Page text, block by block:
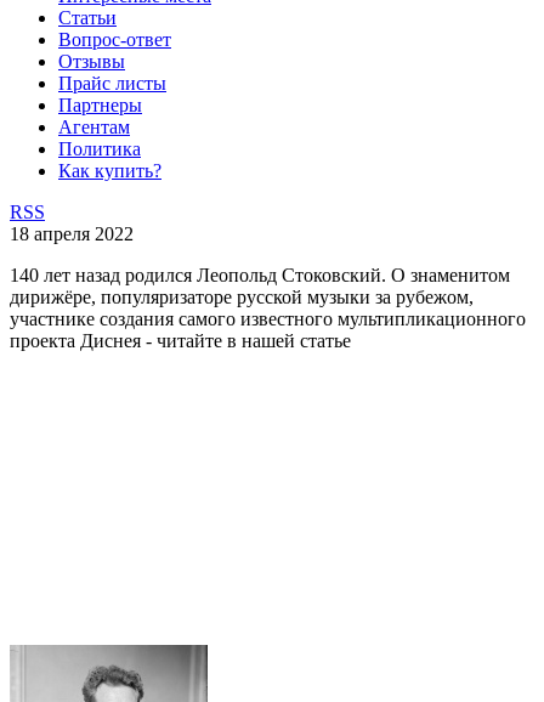
Статьи
Вопрос-ответ
Отзывы
Прайс листы
Партнеры
Агентам
Политика
Как купить?
RSS
18 апреля 2022
140 лет назад родился Леопольд Стоковский. О знаменитом
дирижёре, популяризаторе русской музыки за рубежом,
участнике создания самого известного мультипликационного
проекта Диснея - читайте в нашей статье